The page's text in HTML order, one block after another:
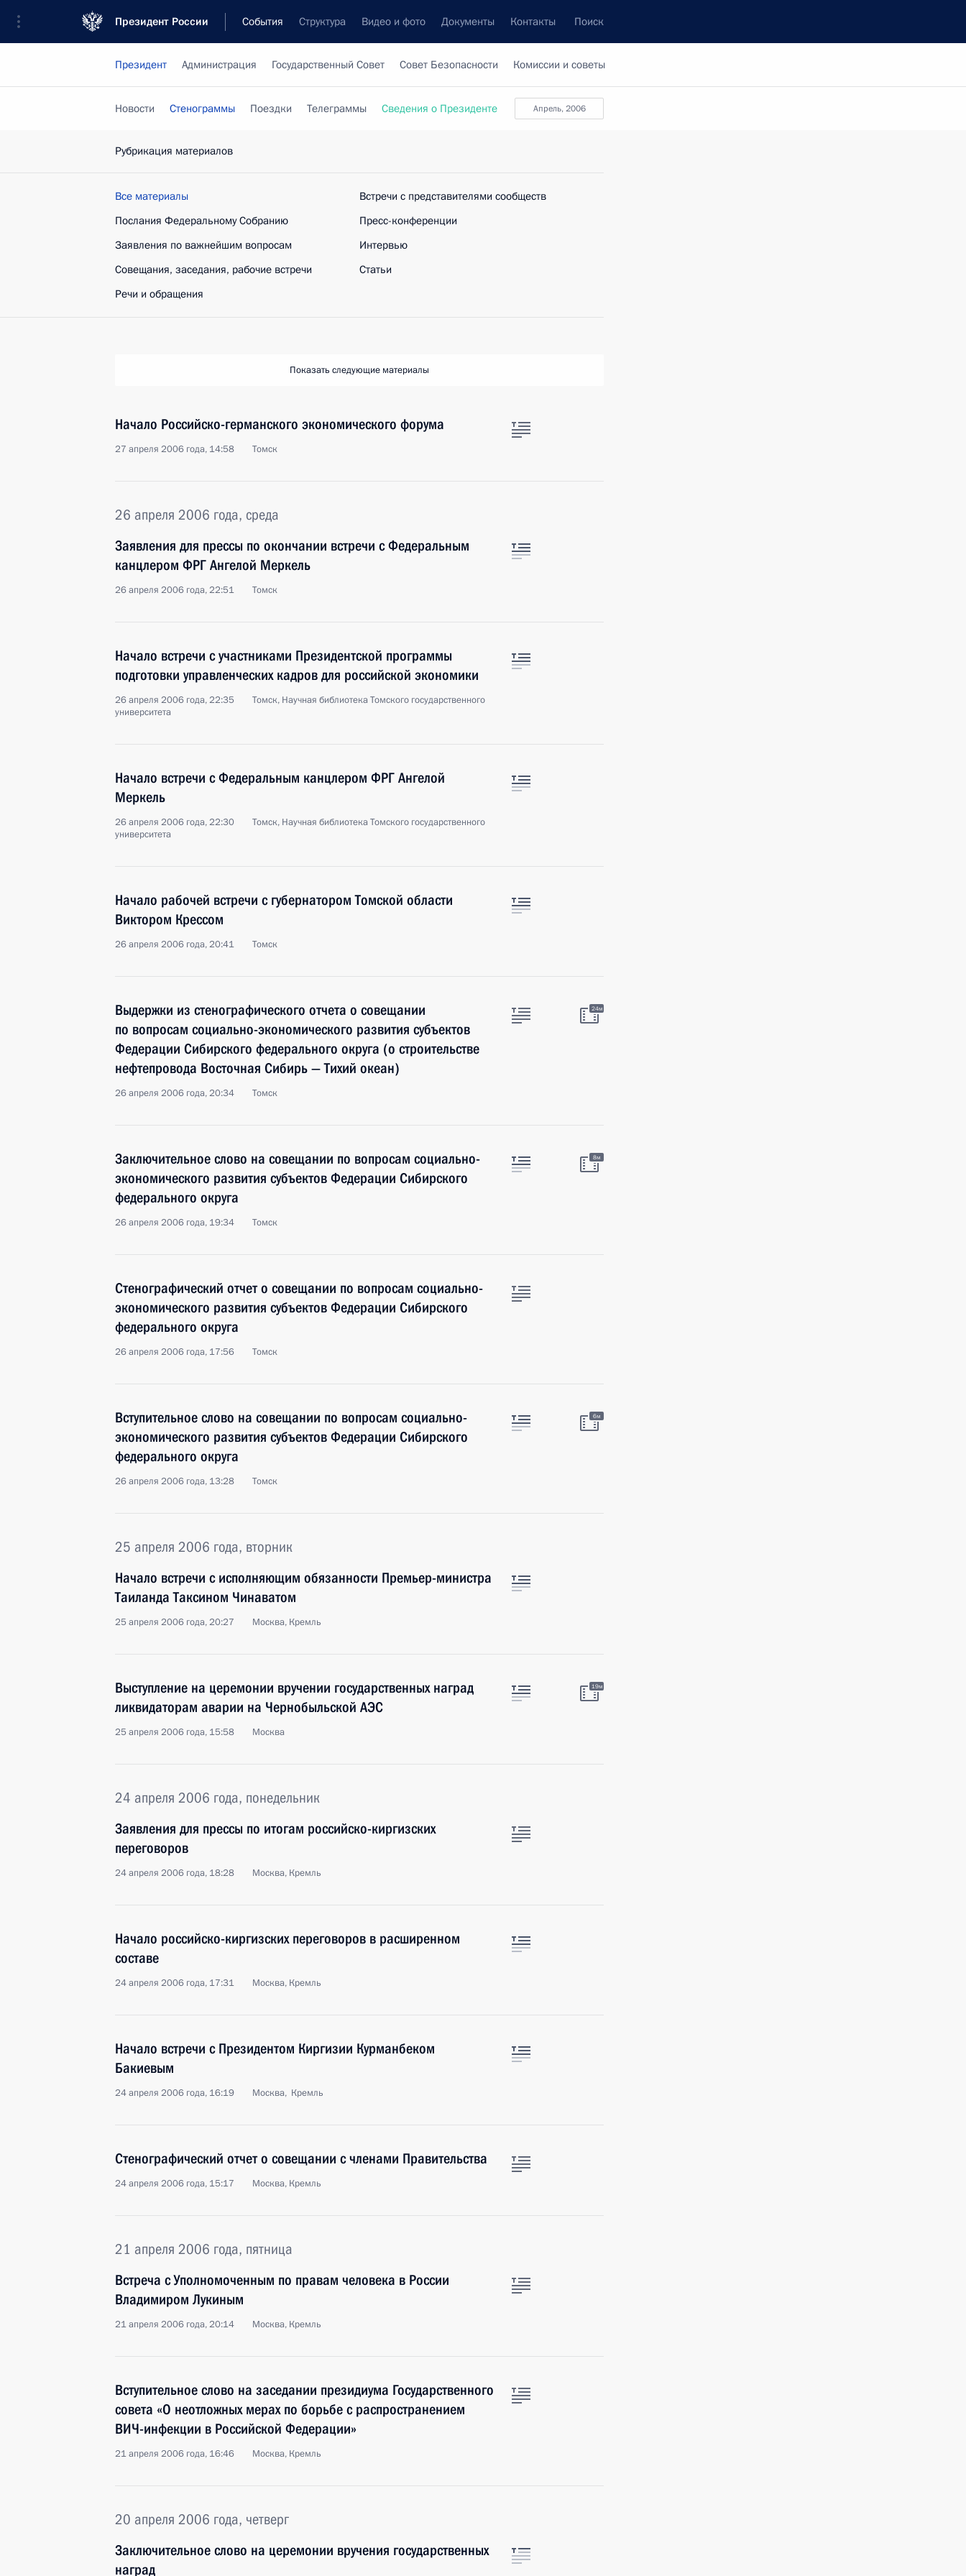
Президент России События Структура Видео и фото Документы Контакты Поиск
Президент Администрация Государственный Совет Совет Безопасности Комиссии и советы
апрель, 2006
Новости Стенограммы Поездки Телеграммы Сведения о Президенте
Рубрикация материалов
Все материалы
Послания Федеральному Собранию
Заявления по важнейшим вопросам
Совещания, заседания, рабочие встречи
Речи и обращения
Встречи с представителями сообществ
Пресс-конференции
Интервью
Статьи
Показать следующие материалы
Начало Российско-германского экономического форума
27 апреля 2006 года, 14:58 Томск
26 апреля 2006 года, среда
Заявления для прессы по окончании встречи с Федеральным
канцлером ФРГ Ангелой Меркель
26 апреля 2006 года, 22:51 Томск
Начало встречи с участниками Президентской программы
подготовки управленческих кадров для российской экономики
26 апреля 2006 года, 22:35
Томск, Научная библиотека Томского государственного
университета
Начало встречи с Федеральным канцлером ФРГ Ангелой
Меркель
26 апреля 2006 года, 22:30
Томск, Научная библиотека Томского государственного
университета
Начало рабочей встречи с губернатором Томской области
Виктором Крессом
26 апреля 2006 года, 20:41 Томск
Выдержки из стенографического отчета о совещании
по вопросам социально-экономического развития субъектов
Федерации Сибирского федерального округа (о строительстве
нефтепровода Восточная Сибирь — Тихий океан)
26 апреля 2006 года, 20:34 Томск
24м
Заключительное слово на совещании по вопросам социально-
экономического развития субъектов Федерации Сибирского
федерального округа
26 апреля 2006 года, 19:34 Томск
8м
Стенографический отчет о совещании по вопросам социально-
экономического развития субъектов Федерации Сибирского
федерального округа
26 апреля 2006 года, 17:56 Томск
Вступительное слово на совещании по вопросам социально-
экономического развития субъектов Федерации Сибирского
федерального округа
26 апреля 2006 года, 13:28 Томск
6м
25 апреля 2006 года, вторник
Начало встречи с исполняющим обязанности Премьер-министра
Таиланда Таксином Чинаватом
25 апреля 2006 года, 20:27 Москва, Кремль
Выступление на церемонии вручении государственных наград
ликвидаторам аварии на Чернобыльской АЭС
25 апреля 2006 года, 15:58 Москва
19м
24 апреля 2006 года, понедельник
Заявления для прессы по итогам российско-киргизских
переговоров
24 апреля 2006 года, 18:28 Москва, Кремль
Начало российско-киргизских переговоров в расширенном
составе
24 апреля 2006 года, 17:31 Москва, Кремль
Начало встречи с Президентом Киргизии Курманбеком
Бакиевым
24 апреля 2006 года, 16:19 Москва, Кремль
Стенографический отчет о совещании с членами Правительства
24 апреля 2006 года, 15:17 Москва, Кремль
21 апреля 2006 года, пятница
Встреча с Уполномоченным по правам человека в России
Владимиром Лукиным
21 апреля 2006 года, 20:14 Москва, Кремль
Вступительное слово на заседании президиума Государственного
совета «О неотложных мерах по борьбе с распространением
ВИЧ-инфекции в Российской Федерации»
21 апреля 2006 года, 16:46 Москва, Кремль
20 апреля 2006 года, четверг
Заключительное слово на церемонии вручения государственных
наград